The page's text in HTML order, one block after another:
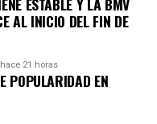
el primer caso
de Salud reportó
de marzo de
síntomas
AL INICIO DEL FIN DE
hace 21 horas
POPULARIDAD EN